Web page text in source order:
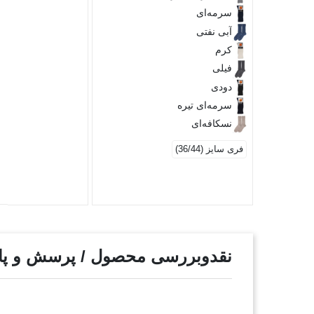
سرمه‌ای
آبی نفتی
کرم
فیلی
دودی
سرمه‌ای تیره
نسکافه‌ای
فری سایز (36/44)
نقدوبررسی محصول / پرسش و